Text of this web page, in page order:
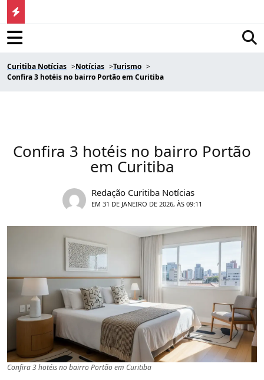
Curitiba Notícias Notícias
Turismo
Confira 3 hotéis no bairro Portão em Curitiba
Confira 3 hotéis no bairro Portão
em Curitiba
Redação Curitiba Notícias
EM 31 DE JANEIRO DE 2026, ÀS 09:11
Confira 3 hotéis no bairro Portão em Curitiba